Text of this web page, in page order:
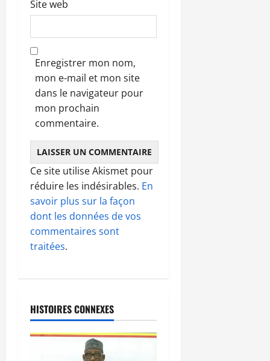
Site web
Enregistrer mon nom,
mon e-mail et mon site
dans le navigateur pour
mon prochain
commentaire.
Ce site utilise Akismet pour
réduire les indésirables. En
savoir plus sur la façon
dont les données de vos
commentaires sont
traitées.
HISTOIRES CONNEXES